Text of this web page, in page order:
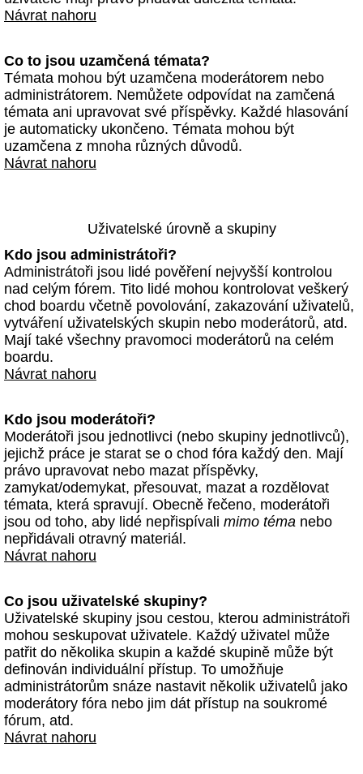
Návrat nahoru
Co to jsou uzamčená témata?
Témata mohou být uzamčena moderátorem nebo
administrátorem. Nemůžete odpovídat na zamčená
témata ani upravovat své příspěvky. Každé hlasování
je automaticky ukončeno. Témata mohou být
uzamčena z mnoha různých důvodů.
Návrat nahoru
Uživatelské úrovně a skupiny
Kdo jsou administrátoři?
Administrátoři jsou lidé pověření nejvyšší kontrolou
nad celým fórem. Tito lidé mohou kontrolovat veškerý
chod boardu včetně povolování, zakazování uživatelů,
vytváření uživatelských skupin nebo moderátorů, atd.
Mají také všechny pravomoci moderátorů na celém
boardu.
Návrat nahoru
Kdo jsou moderátoři?
Moderátoři jsou jednotlivci (nebo skupiny jednotlivců),
jejichž práce je starat se o chod fóra každý den. Mají
právo upravovat nebo mazat příspěvky,
zamykat/odemykat, přesouvat, mazat a rozdělovat
témata, která spravují. Obecně řečeno, moderátoři
jsou od toho, aby lidé nepřispívali mimo téma nebo
nepřidávali otravný materiál.
Návrat nahoru
Co jsou uživatelské skupiny?
Uživatelské skupiny jsou cestou, kterou administrátoři
mohou seskupovat uživatele. Každý uživatel může
patřit do několika skupin a každé skupině může být
definován individuální přístup. To umožňuje
administrátorům snáze nastavit několik uživatelů jako
moderátory fóra nebo jim dát přístup na soukromé
fórum, atd.
Návrat nahoru